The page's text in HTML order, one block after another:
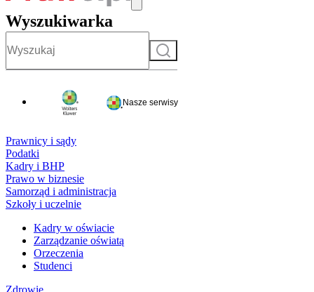
Wyszukiwarka
Szukaj
Nasze serwisy
Prawnicy i sądy
Podatki
Kadry i BHP
Prawo w biznesie
Samorząd i administracja
Szkoły i uczelnie
Kadry w oświacie
Zarządzanie oświatą
Orzeczenia
Studenci